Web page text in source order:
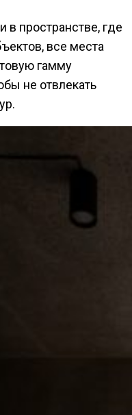
в пространстве, где
все места
гамму
не отвлекать